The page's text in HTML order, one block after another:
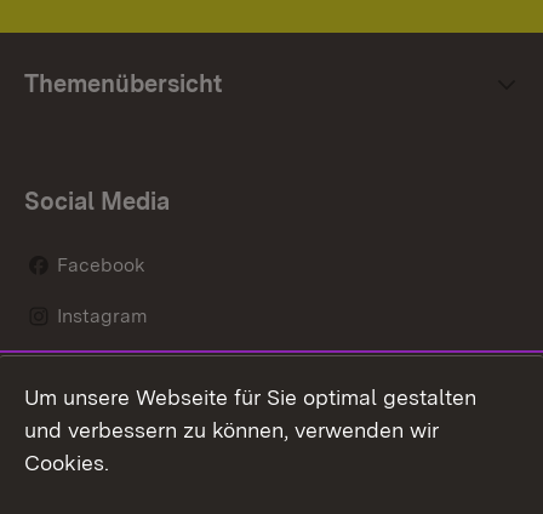
Themenübersicht
Social Media
Facebook
Instagram
Mastodon
Youtube
Um unsere Webseite für Sie optimal gestalten
und verbessern zu können, verwenden wir
Cookies.